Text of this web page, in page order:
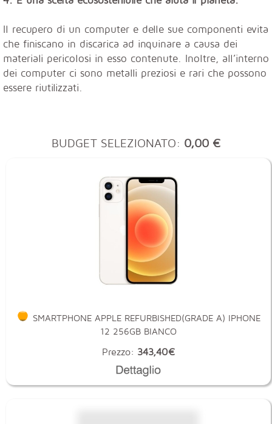
Il recupero di un computer e delle sue componenti evita
che finiscano in discarica ad inquinare a causa dei
materiali pericolosi in esso contenute. Inoltre, all’interno
dei computer ci sono metalli preziosi e rari che possono
essere riutilizzati.
BUDGET SELEZIONATO: 0,00 €
SMARTPHONE APPLE REFURBISHED(GRADE A) IPHONE
12 256GB BIANCO
Prezzo: 343,40€